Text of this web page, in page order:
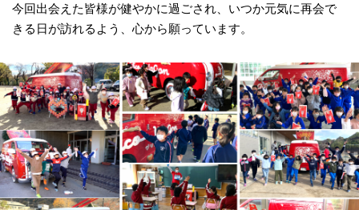
今回出会えた皆様が健やかに過ごされ、いつか元気に再会で
きる日が訪れるよう、心から願っています。